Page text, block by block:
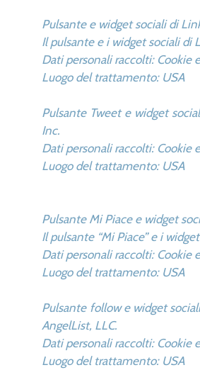
Pulsante e widget sociali di
Il pulsante e i widget sociali di
Dati personali raccolti: Cookie
Luogo del trattamento: USA
Pulsante Tweet e widget
Inc.
Dati personali raccolti: Cookie
Luogo del trattamento: USA
Pulsante Mi Piace e widget
Il pulsante “Mi Piace” e i
Dati personali raccolti: Cookie
Luogo del trattamento: USA
Pulsante follow e widget
AngelList, LLC.
Dati personali raccolti: Cookie
Luogo del trattamento: USA